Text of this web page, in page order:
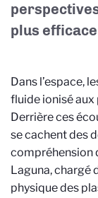
plus
Dans l’espace,
fluide ionisé aux
Derrière ces
se cachent des
compréhension
Laguna, chargé
physique des